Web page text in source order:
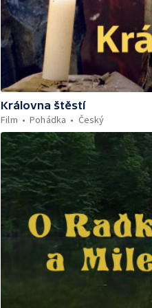
Královna štěstí
Film
Pohádka Český